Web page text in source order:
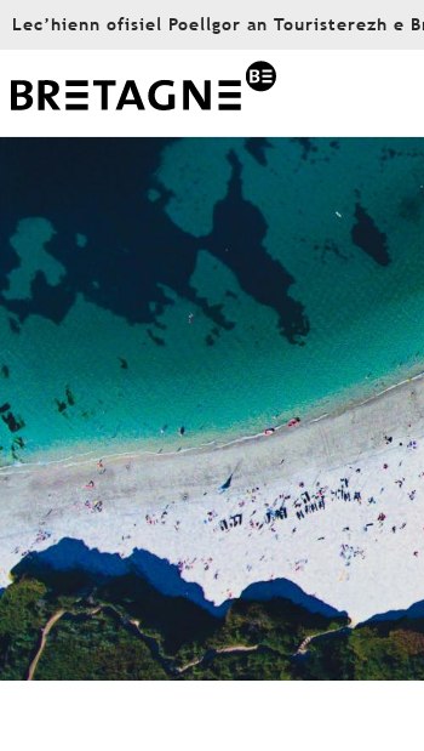
Aller
principal
Lec’hienn ofisiel Poellgor an Touristerezh e